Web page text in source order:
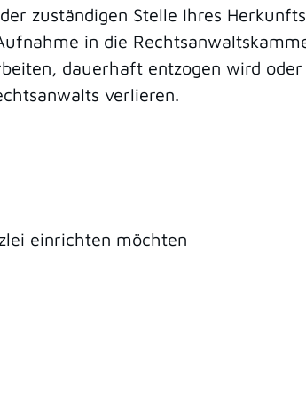
zuständigen Stelle Ihres
in die
dauerhaft entzogen wird
verlieren.
einrichten möchten